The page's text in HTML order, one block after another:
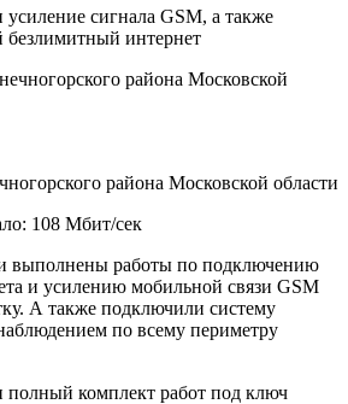
сигнала GSM, а также
безлимитный интернет
района Московской области
108 Мбит/сек
выполнены работы по подключению
и усилению мобильной связи GSM
А также подключили систему
по всему периметру
комплект работ под ключ